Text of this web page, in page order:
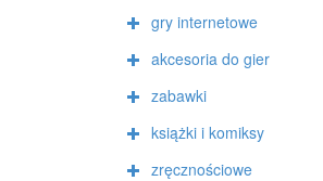
gry internetowe
akcesoria do gier
zabawki
książki i komiksy
zręcznościowe